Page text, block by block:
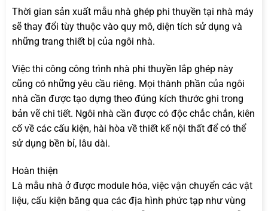
Thời gian sản xuất mẫu nhà ghép phi thuyền tại nhà máy
sẽ thay đổi tùy thuộc vào quy mô, diện tích sử dụng và
những trang thiết bị của ngôi nhà.
Việc thi công công trình nhà phi thuyền lắp ghép này
cũng có những yêu cầu riêng. Mọi thành phần của ngôi
nhà cần được tạo dựng theo đúng kích thước ghi trong
bản vẽ chi tiết. Ngôi nhà cần được có độc chắc chắn, kiên
cố về các cấu kiện, hài hòa về thiết kế nội thất để có thể
sử dụng bền bỉ, lâu dài.
Hoàn thiện
Là mẫu nhà ở được module hóa, việc vận chuyển các vật
liệu, cấu kiện băng qua các địa hình phức tạp như vùng